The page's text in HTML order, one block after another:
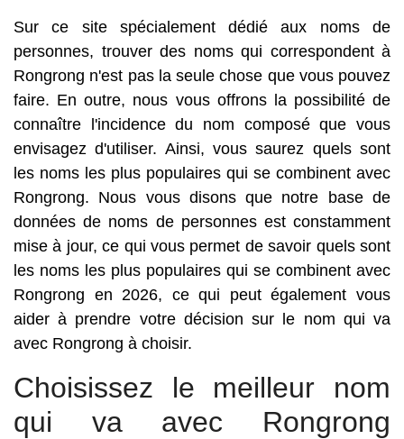
Sur ce site spécialement dédié aux noms de
personnes, trouver des noms qui correspondent à
Rongrong n'est pas la seule chose que vous pouvez
faire. En outre, nous vous offrons la possibilité de
connaître l'incidence du nom composé que vous
envisagez d'utiliser. Ainsi, vous saurez quels sont
les noms les plus populaires qui se combinent avec
Rongrong. Nous vous disons que notre base de
données de noms de personnes est constamment
mise à jour, ce qui vous permet de savoir quels sont
les noms les plus populaires qui se combinent avec
Rongrong en 2026, ce qui peut également vous
aider à prendre votre décision sur le nom qui va
avec Rongrong à choisir.
Choisissez le meilleur nom
qui va avec Rongrong